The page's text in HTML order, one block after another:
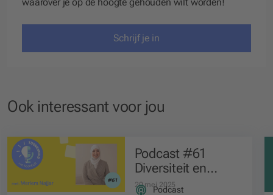
Schrijf je in
Ook interessant voor jou
Podcast #61
Diversiteit en
hoogbegaafdheid
20 mei 2025
Podcast